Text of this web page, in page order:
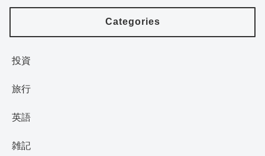
Categories
投資
旅行
英語
雑記